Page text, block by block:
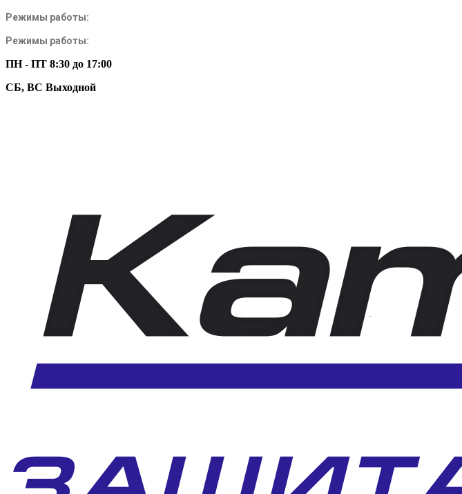
Режимы работы:
Режимы работы:
ПН - ПТ 8:30 до 17:00
СБ, ВС Выходной